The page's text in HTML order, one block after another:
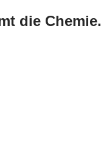
die Chemie.